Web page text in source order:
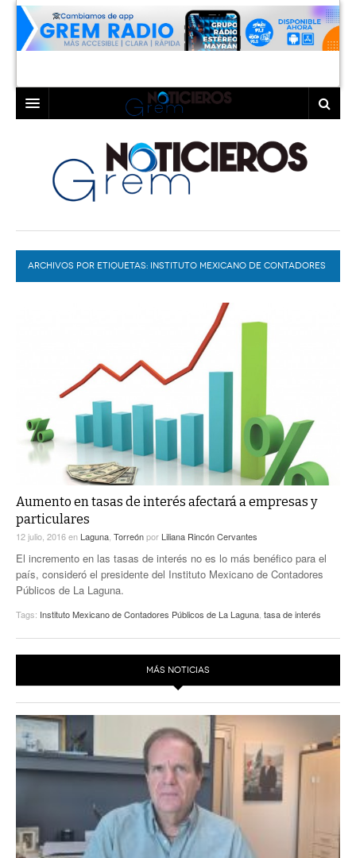
LAGUNA
TORREÓN
GÓMEZ PALACIO
LERDO
COAHUILA
DURANGO
DEPORTES
EL EXACTO
EXA INFORMA
CONTEXTOS
TRAYECTO LAGUNA
A MEDIA MAÑANA
A TODA LEY
DIÁLOGOS CON LA HISTORIA
TWEETS AND BEATS
LA MEJOR 97.1 ESTÉREO GALLITO
ACTUALIDADES GREM
PULSO
ACTUALIDADES GREM
ARCHIVOS POR ETIQUETAS: INSTITUTO MEXICANO DE CONTADORES
Aumento en tasas de interés afectará a empresas y
particulares
12 julio, 2016en Laguna Torreónpor Liliana Rincón Cervantes
El incremento en las tasas de interés no es lo más benéfico para el
país, consideró el presidente del Instituto Mexicano de Contadores
Públicos de La Laguna.
Tags: Instituto Mexicano de Contadores Públicos de La Laguna tasa de interés
MÁS NOTICIAS